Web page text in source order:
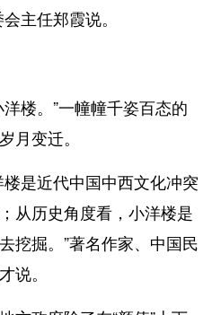
主任郑霞说。
楼。”一幢幢千姿百态的
月变迁。
是近代中国中西文化冲突
从历史角度看，小洋楼是
挖掘。”著名作家、中国民
说。